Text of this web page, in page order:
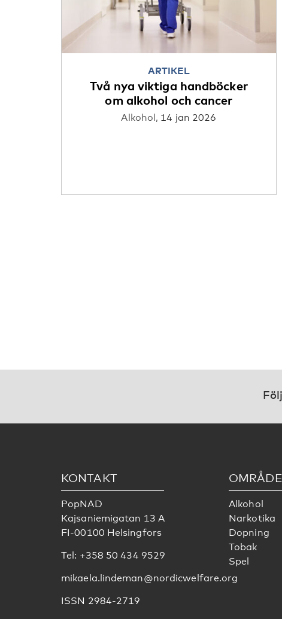
ARTIKEL
Två nya viktiga handböcker
om alkohol och cancer
Alkohol, 14 jan 2026
KONTAKT
PopNAD
Kajsaniemigatan 13 A
FI-00100 Helsingfors
Tel: +358 50 434 9529
mikaela.lindeman@nordicwelfare.org
ISSN 2984-2719
Alkohol
Narkotika
Dopning
Tobak
Spel